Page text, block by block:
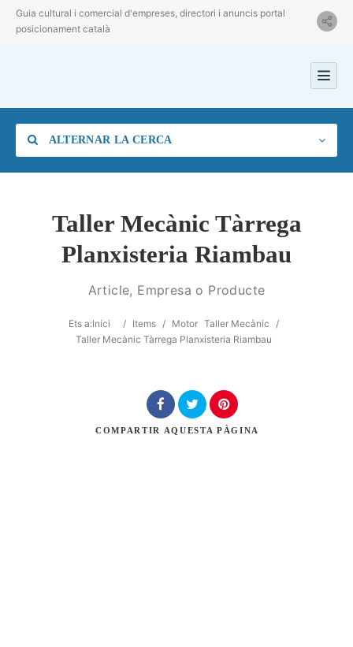
Guia cultural i comercial d'empreses, directori i anuncis portal
posicionament català
ALTERNAR LA CERCA
Categoria
Cerca
Taller Mecànic Tàrrega
Planxisteria Riambau
Article, Empresa o Producte
Ets a:Inici / Items / Motor Taller Mecànic /
Taller Mecànic Tàrrega Planxisteria Riambau
COMPARTIR AQUESTA PÀGINA